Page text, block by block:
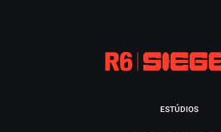
ESTÚDIOS